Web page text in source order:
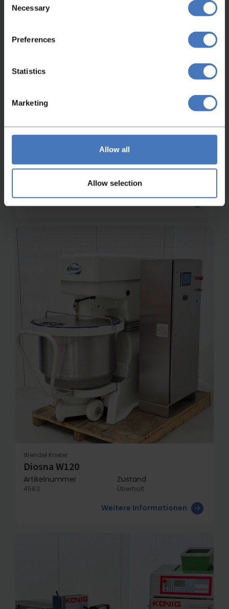
Selection
Necessary
Preferences
Statistics
Marketing
Allow all
Allow selection
Artikelnummer Zustand
Überholt
Weitere Informationen
Wendel Kneter
Diosna W120
Artikelnummer
4583
Zustand
Überholt
Weitere Informationen